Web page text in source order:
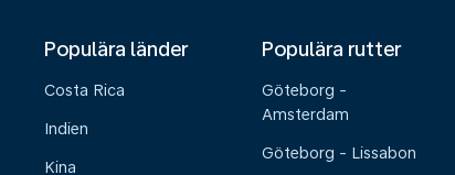
Populära länder
Costa Rica
Indien
Kina
Populära rutter
Göteborg -
Amsterdam
Göteborg - Lissabon